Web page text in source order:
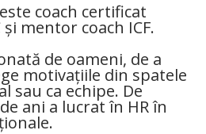
este coach certificat
mentor coach ICF.
de oameni, de a
motivațiile din spatele
sau ca echipe. De
ani a lucrat în HR în